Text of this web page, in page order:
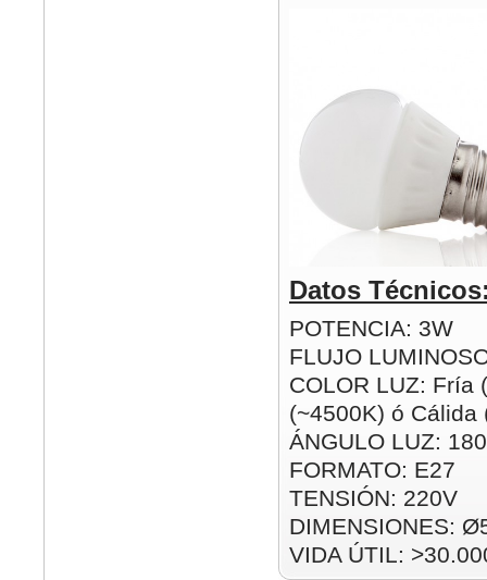
Datos
POTENCIA: 3W
FLUJO
COLOR LUZ: Fría
(~4500K) ó Cálida
ÁNGULO LUZ:
FORMATO: E27
TENSIÓN: 220V
DIMENSIONES:
VIDA ÚTIL: